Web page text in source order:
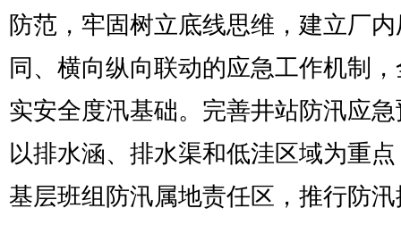
防范，牢固树立底线思维，建立厂
同、横向纵向联动的应急工作机制
实安全度汛基础。完善井站防汛应
以排水涵、排水渠和低洼区域为重
基层班组防汛属地责任区，推行防